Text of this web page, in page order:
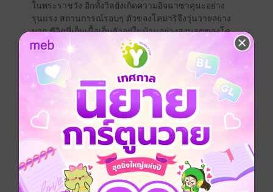
ในพระราชวัง อีกทั้งวิลยังเกิดความอิจฉาซาคุนะอย่าง
รุนแรง สถานการณ์รอบๆ ตัวของโคมาริจึงวุ่นวายอย่าง
มาก ชีวิตที่เก็บเนื้อเก็บตัวอยู่ในบ้านอย่างสงบสุขของโค
มาริจะเป็นอย่างไรต่อไปนะ!?
สารบัญ : สารพันปัญหาวุ่นวาย ของยัยแวมไพร์ขี้จุ๊ เล่ม 2
1 ซาคุนะ เมมวาร์กับเหล่าเจ็ดสวรรค์สีชาด
1.5 โคมาริหนึ่งในร้อยคน
2 การประชุมโต๊ะกลมที่เหล่าวายร้ายมาประชุมกันอย่าง
พร้อมหน้าพร้อมตา
2.5 กองพลที่หกที่น่าสงสัย
3 เครือข่ายความทรงจำคือทะเลแห่งดวงดาว
3.5 ก่อนหน้าศึกตัดสิน